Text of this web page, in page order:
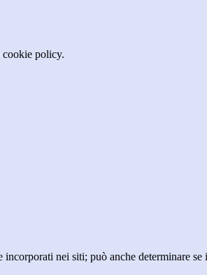
cookie policy.
nei siti; può anche determinare